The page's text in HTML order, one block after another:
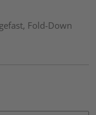
Fold-Down